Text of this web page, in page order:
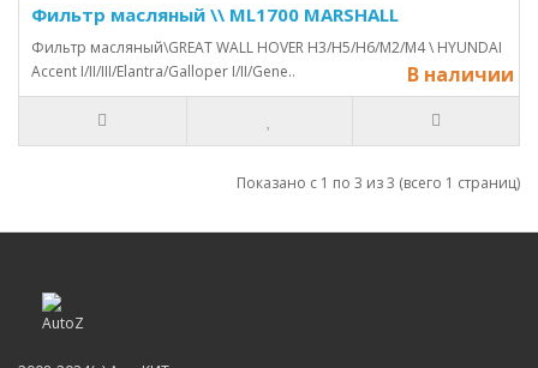
Фильтр масляный \\ ML1700 MARSHALL
Фильтр масляный\GREAT WALL HOVER H3/H5/H6/M2/M4 \ HYUNDAI
Accent I/II/III/Elantra/Galloper I/II/Gene..
В наличии
Показано с 1 по 3 из 3 (всего 1 страниц)